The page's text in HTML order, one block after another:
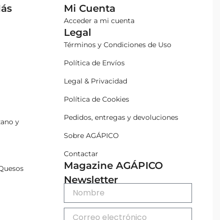
y
Mi Cuenta
Acceder a mi cuenta
Legal
Términos y Condiciones de Uso
Política de Envíos
Legal & Privacidad
Política de Cookies
Pedidos, entregas y devoluciones
Sobre AGÁPICO
Contactar
Magazine AGÁPICO
Newsletter